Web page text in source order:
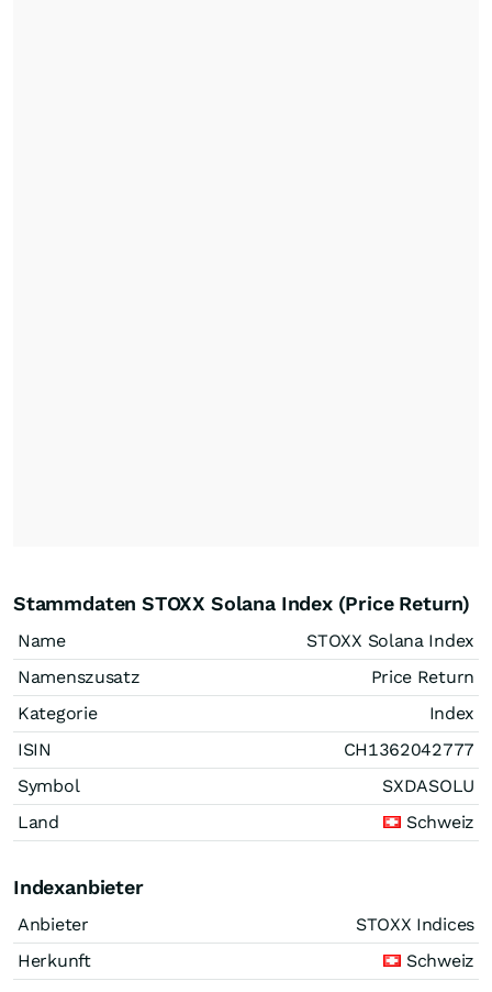
Stammdaten STOXX Solana Index (Price Return)
Name
STOXX Solana Index
Namenszusatz
Price Return
Kategorie
Index
ISIN
CH1362042777
Symbol
SXDASOLU
Land
Schweiz
Indexanbieter
Anbieter
STOXX Indices
Herkunft
Schweiz